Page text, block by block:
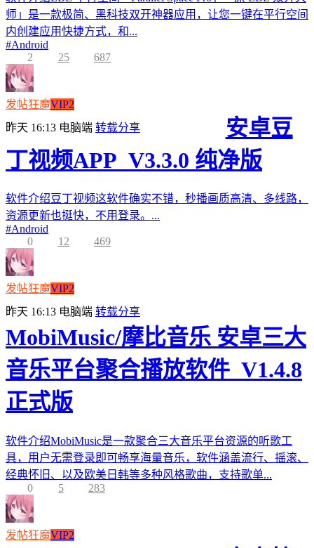
师」是一款极简、黑科技双开神器应用，让您一键在平行空间
内创建应用快捷方式，和...
#Android
2
25 687
发帖狂魔VIP2
昨天 16:13 电脑端 转载分享
安卓豆
丁视频APP_V3.3.0 纯净版
软件介绍豆丁视频这软件确实不错，秒播画质高清、多线路，
资源更新也挺快，不用登录。...
#Android
0
12 469
发帖狂魔VIP2
昨天 16:13 电脑端 转载分享
MobiMusic/摩比音乐 安卓三大
音乐平台聚合播放软件_V1.4.8
正式版
软件介绍MobiMusic是一款聚合三大音乐平台资源的听歌工
具，用户无需登录即可畅享海量音乐，软件涵盖流行、摇滚、
经典怀旧、以及欧美日韩等多种风格歌曲，支持歌单...
0
5 283
发帖狂魔VIP2